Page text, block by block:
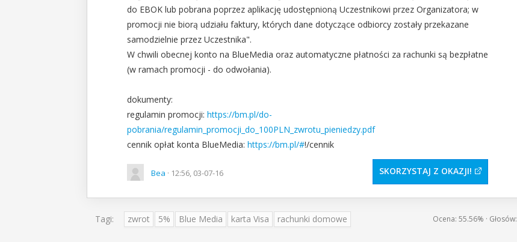
do EBOK lub pobrana poprzez aplikację udostępnioną Uczestnikowi przez Organizatora; w
promocji nie biorą udziału faktury, których dane dotyczące odbiorcy zostały przekazane
samodzielnie przez Uczestnika".
W chwili obecnej konto na BlueMedia oraz automatyczne płatności za rachunki są bezpłatne
(w ramach promocji - do odwołania).
dokumenty:
regulamin promocji: https://bm.pl/do-
pobrania/regulamin_promocji_do_100PLN_zwrotu_pieniedzy.pdf
cennik opłat konta BlueMedia: https://bm.pl/#!/cennik
Bea · 12:56, 03-07-16 SKORZYSTAJ Z OKAZJI
Tagi: zwrot 5% Blue Media karta Visa rachunki domowe Ocena: 55.56% · Głosów: